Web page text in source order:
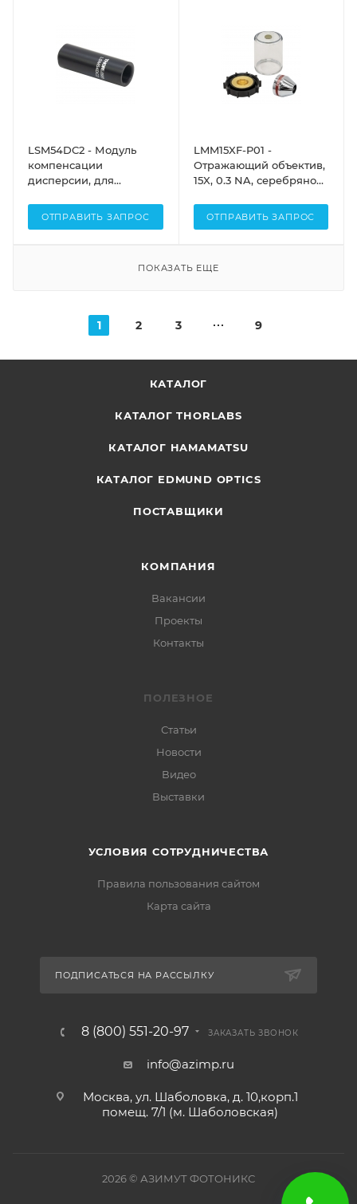
LSM54DC2 - Модуль
компенсации
дисперсии, для
Thorlabs
ОТПРАВИТЬ ЗАПРОС
LMM15XF-P01 -
Отражающий объектив,
15X, 0.3 NA, серебряное
расстояние: 160 мм,
ОТПРАВИТЬ ЗАПРОС
ПОКАЗАТЬ ЕЩЕ
1 2 3 9
КАТАЛОГ
КАТАЛОГ THORLABS
КАТАЛОГ HAMAMATSU
КАТАЛОГ EDMUND OPTICS
ПОСТАВЩИКИ
КОМПАНИЯ
Вакансии
Проекты
Контакты
ПОЛЕЗНОЕ
Статьи
Новости
Видео
Выставки
УСЛОВИЯ СОТРУДНИЧЕСТВА
Правила пользования сайтом
Карта сайта
ПОДПИСАТЬСЯ НА РАССЫЛКУ
8 (800) 551-20-97 ЗАКАЗАТЬ ЗВОНОК
info@azimp.ru
Москва, ул. Шаболовка, д. 10,корп.1
помещ. 7/1 (м. Шаболовская)
2026© АЗИМУТ ФОТОНИКС